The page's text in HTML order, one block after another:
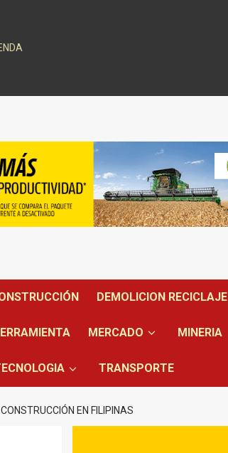
DEMOLICION RECICLAJE
MERCADO MINERIA
TRANSPORTE
EN FILIPINAS